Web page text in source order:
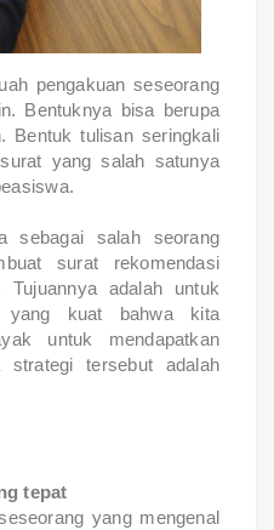
pengakuan seseorang
Bentuknya bisa berupa
Bentuk tulisan seringkali
yang salah satunya
sebagai salah seorang
surat rekomendasi
Tujuannya adalah untuk
yang kuat bahwa kita
untuk mendapatkan
strategi tersebut adalah
tepat
yang mengenal